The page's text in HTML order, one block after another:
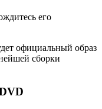
его
официальный образ
сборки